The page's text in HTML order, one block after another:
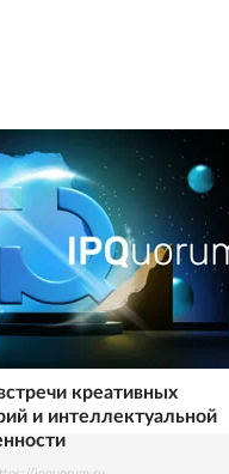
креативных
и интеллектуальной